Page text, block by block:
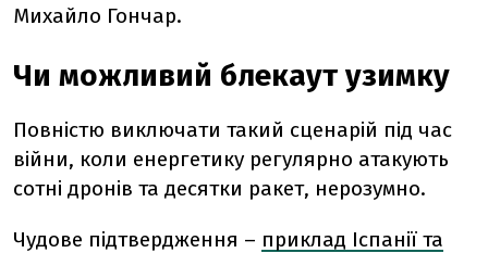
Михайло Гончар.
Чи можливий блекаут узимку
Повністю виключати такий сценарій під час
війни, коли енергетику регулярно атакують
сотні дронів та десятки ракет, нерозумно.
Чудове підтвердження – приклад Іспанії та